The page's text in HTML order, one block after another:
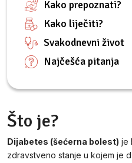
Kako prepoznati?
Kako liječiti?
Svakodnevni život
Najčešća pitanja
Što je?
Dijabetes (šećerna bolest) je
zdravstveno stanje u kojem je